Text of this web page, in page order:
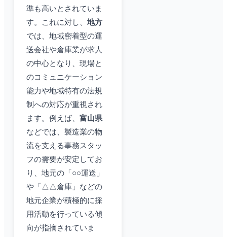
準も高いとされていま
す。これに対し、 地方
では、地域密着型の運
送会社や倉庫業が求人
の中心となり、現場と
のコミュニケーション
能力や地域特有の法規
制への対応が重視され
ます。例えば、 富山県
などでは、製造業の物
流を支える事務スタッ
フの需要が安定してお
り、地元の「○○運送」
や「△△倉庫」などの
地元企業が積極的に採
用活動を行っている傾
向が指摘されていま